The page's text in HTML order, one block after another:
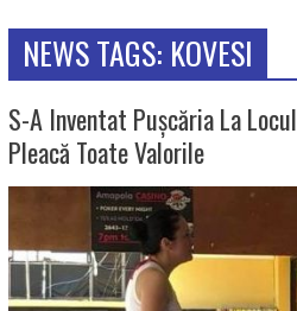
NEWS TAGS: KOVESI
S-A Inventat Pușcăria La
Pleacă Toate Valorile